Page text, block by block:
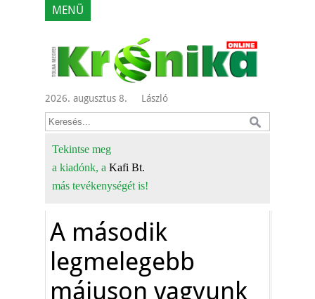
MENÜ
2026. augusztus 8. László
Tekintse meg
a kiadónk, a Kafi Bt.
más tevékenységét is!
A második
legmelegebb
májuson vagyunk